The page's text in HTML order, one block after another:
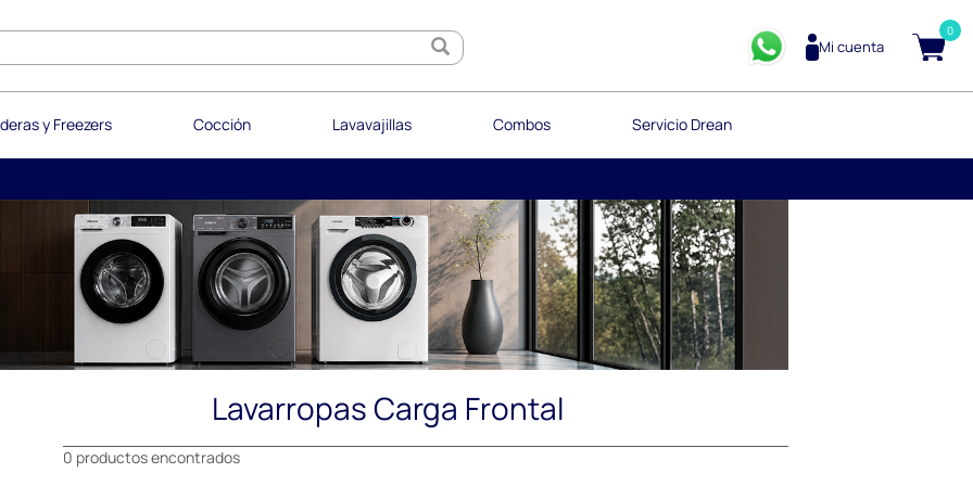
Mi cuenta
0
y Freezers Cocción Lavavajillas Combos Servicio Drean
Lavarropas Carga Frontal
0 productos encontrados